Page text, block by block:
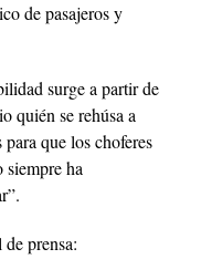
de pasajeros y
surge a partir de
quién se rehúsa a
que los choferes
siempre ha
prensa: